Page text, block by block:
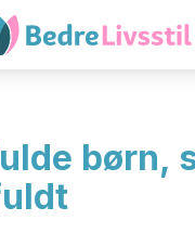
børn,